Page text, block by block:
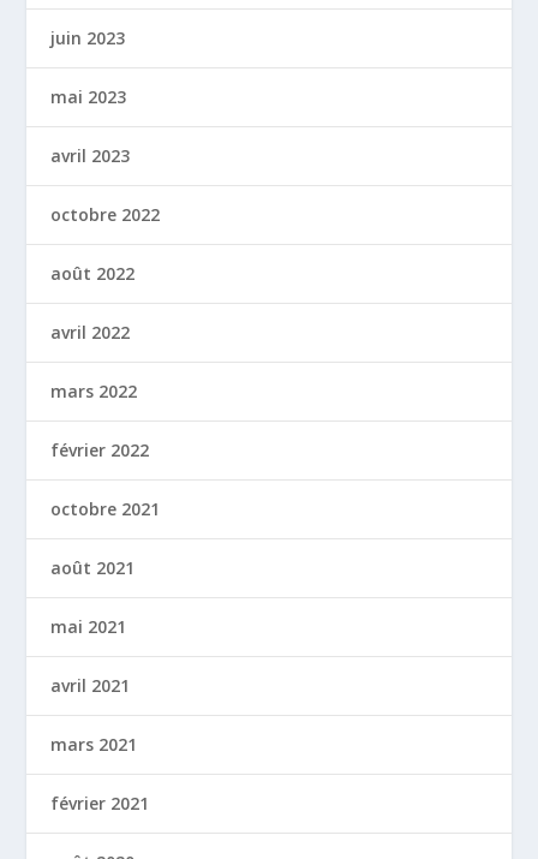
juin 2023
mai 2023
avril 2023
octobre 2022
août 2022
avril 2022
mars 2022
février 2022
octobre 2021
août 2021
mai 2021
avril 2021
mars 2021
février 2021